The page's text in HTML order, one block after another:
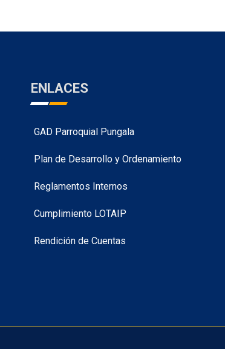
ENLACES
GAD Parroquial Pungala
Plan de Desarrollo y Ordenamiento
Reglamentos Internos
Cumplimiento LOTAIP
Rendición de Cuentas